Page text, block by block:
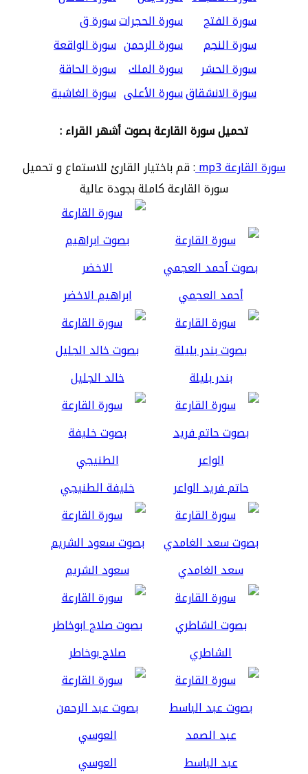
سورة الفتح
سورة الحجراتسورة ق
سورة النجم
سورة الرحمن سورة الواقعة
سورة الحشر
سورة الملك سورة الحاقة
سورة الانشقاقسورة الأعلى سورة الغاشية
تحميل سورة القارعة بصوت أشهر القراء :
سورة القارعة mp3
: قم باختيار القارئ للاستماع و تحميل
سورة القارعة كاملة بجودة عالية
أحمد العجمي ابراهيم الاخضر
بندر بليلة خالد الجليل
حاتم فريد الواعر خليفة الطنيجي
سعد الغامدي سعود الشريم
الشاطري صلاح بوخاطر
عبد الباسط العوسي